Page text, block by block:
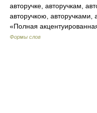
авторучке, авторучкам,
авторучкою, авторучками,
«Полная
Формы слов